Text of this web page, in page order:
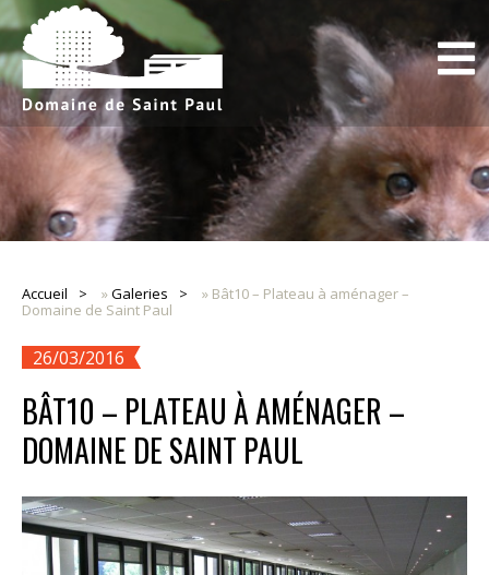
Accueil »Galeries » Bât10 – Plateau à aménager –
Domaine de Saint Paul
26/03/2016
BÂT10 – PLATEAU À AMÉNAGER –
DOMAINE DE SAINT PAUL